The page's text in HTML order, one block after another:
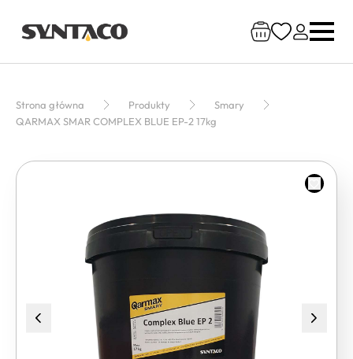
Strona główna Produkty
Smary
QARMAX SMAR COMPLEX BLUE EP-2 17kg